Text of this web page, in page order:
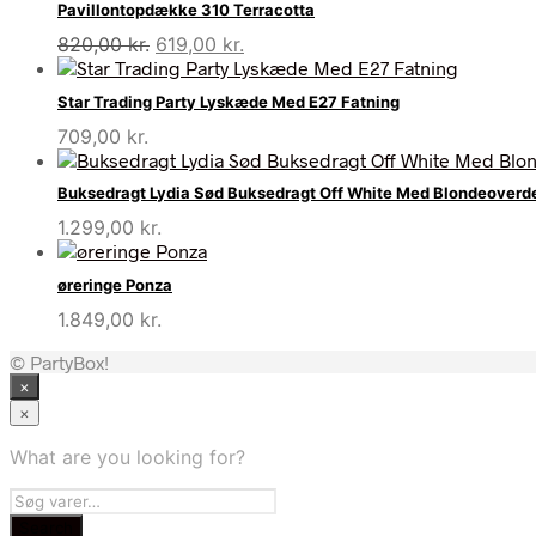
Pavillontopdække 310 Terracotta
820,00kr. Den
oprindelige
pris
var:
619,00 kr.
aktuelle
pris
er:
Star Trading Party Lyskæde Med E27 Fatning
709,00 kr.
Buksedragt Lydia Sød Buksedragt Off White Med
1.299,00 kr.
øreringe Ponza
1.849,00 kr.
© PartyBox!
×
×
What are you looking for?